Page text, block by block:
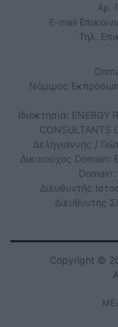
Αρ.
E-mail
Τηλ.
Νόμιμος
Ιδιοκτησία: ENERGY
CONSULTANTS
Δεληγιάννης /
Δικαιούχος Domain:
Διευθυντής
Διευθυντής
Copyright ©